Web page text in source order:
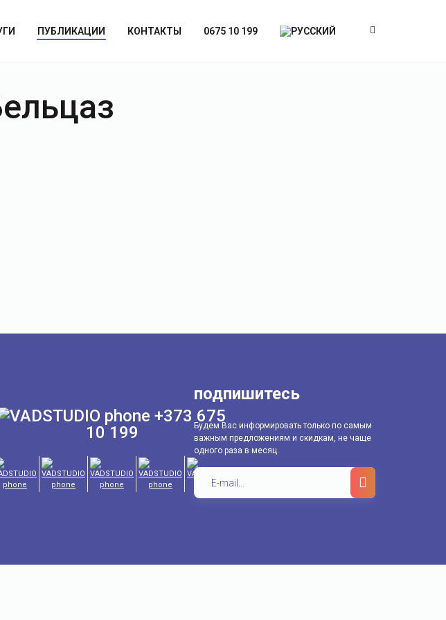
ПУБЛИКАЦИИ КОНТАКТЫ 0675 10 199
+373 675
10 199
подпишитесь
Будем Вас информировать только по самым
важным предложениям и скидкам, не чаще
одного раза в месяц.